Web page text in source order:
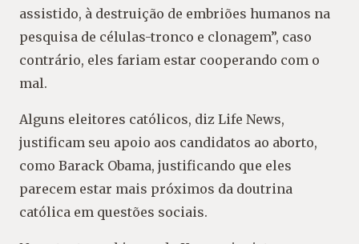
assistido, à destruição de embriões humanos na
pesquisa de células-tronco e clonagem”, caso
contrário, eles fariam estar cooperando com o
mal.
Alguns eleitores católicos, diz Life News,
justificam seu apoio aos candidatos ao aborto,
como Barack Obama, justificando que eles
parecem estar mais próximos da doutrina
católica em questões sociais.